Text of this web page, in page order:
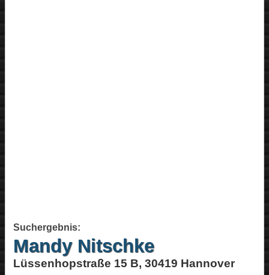
Suchergebnis:
Mandy Nitschke
Lüssenhopstraße 15 B, 30419 Hannover